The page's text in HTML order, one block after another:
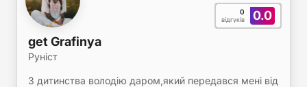
0.0
0
відгуків
get Grafinya
Руніст
З дитинства володію даром,який передався мені від